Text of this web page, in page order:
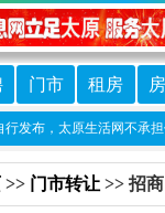
门市 租房
布，太原生活网不承担
>> 门市转让 >> 招商